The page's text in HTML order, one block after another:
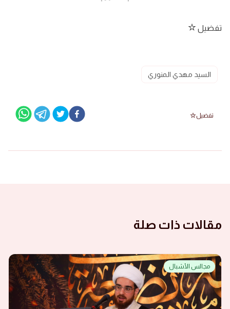
تفضيل
السيد مهدي المنوري
تفضيل
مقالات ذات صلة
مجالس الأشبال